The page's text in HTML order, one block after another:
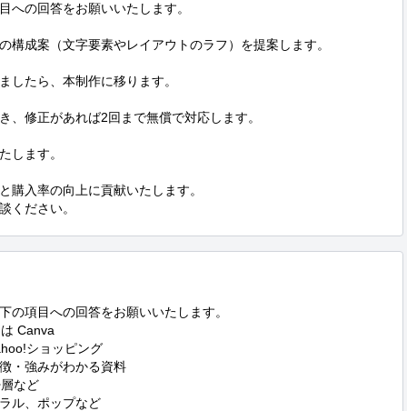
への回答をお願いいたします。
構成案（文字要素やレイアウトのラフ）を提案します。
したら、本制作に移ります。
、修正があれば2回まで無償で対応します。
します。
購入率の向上に貢献いたします。
ください。
の項目への回答をお願いいたします。
Canva
ショッピング
・強みがわかる資料
など
ル、ポップなど